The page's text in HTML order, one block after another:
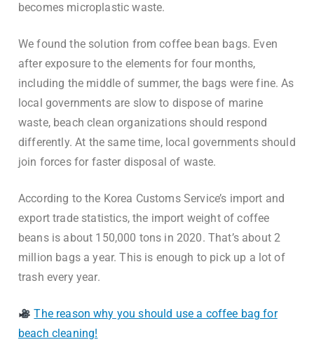
becomes microplastic waste.
We found the solution from coffee bean bags. Even
after exposure to the elements for four months,
including the middle of summer, the bags were fine. As
local governments are slow to dispose of marine
waste, beach clean organizations should respond
differently. At the same time, local governments should
join forces for faster disposal of waste.
According to the Korea Customs Service’s import and
export trade statistics, the import weight of coffee
beans is about 150,000 tons in 2020. That’s about 2
million bags a year. This is enough to pick up a lot of
trash every year.
The reason why you should use a coffee bag for
beach cleaning!